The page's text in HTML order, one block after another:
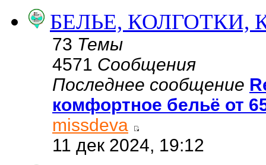
БЕЛЬЕ, КОЛГОТКИ,
73 Темы
4571 Сообщения
Последнее сообщение
комфортное бельё от
missdeva
11 дек 2024, 19:12